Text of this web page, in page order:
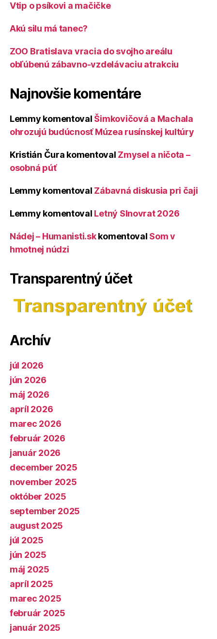
Vtip o psíkovi a mačičke
Akú silu má tanec?
ZOO Bratislava vracia do svojho areálu
obľúbenú zábavno-vzdelávaciu atrakciu
Najnovšie komentáre
Lemmy komentoval Šimkovičová a Machala
ohrozujú budúcnosť Múzea rusínskej kultúry
Kristián Čura komentoval Zmysel a ničota –
osobná púť
Lemmy komentoval Zábavná diskusia pri čaji
Lemmy komentoval Letný Slnovrat 2026
Nádej – Humanisti.skkomentoval Som v
hmotnej núdzi
Transparentný účet
Archív
júl 2026
jún 2026
máj 2026
apríl 2026
marec 2026
február 2026
január 2026
december 2025
november 2025
október 2025
september 2025
august 2025
júl 2025
jún 2025
máj 2025
apríl 2025
marec 2025
február 2025
január 2025